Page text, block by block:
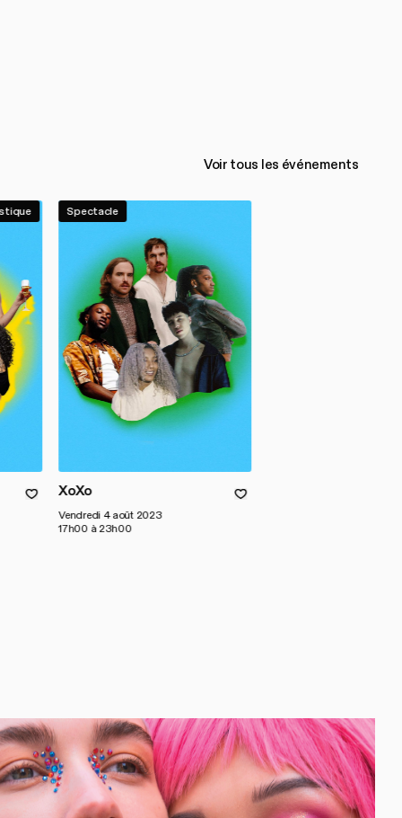
Voir tous les événements
Spectacle
XoXo
Vendredi 4 août 2023
17h00 à 23h00